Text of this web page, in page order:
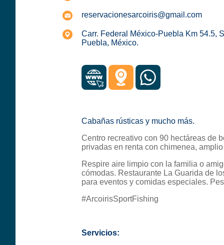
reservacionesarcoiris@gmail.com
Carr. Federal México-Puebla Km 54.5,
Puebla, México.
Cabañas rústicas y mucho más.
Centro recreativo con 90 hectáreas de
privadas en renta con chimenea,
Respire aire limpio con la familia o
cómodas. Restaurante La Guarida de
para eventos y comidas especiales.
#ArcoirisSportFishing
Servicios: